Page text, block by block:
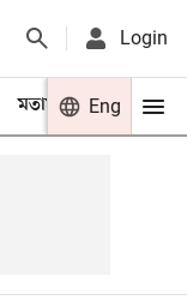
Login
মতামত খেলা
Eng